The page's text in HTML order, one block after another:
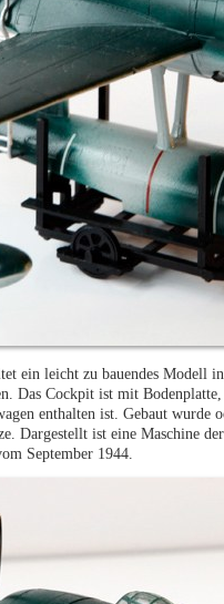
ein leicht zu bauendes
Das Cockpit ist mit
enthalten ist. Gebaut
Dargestellt ist eine Maschine
September 1944.